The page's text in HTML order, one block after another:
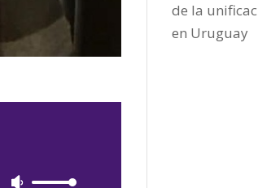
Utiliza
de la
en Uruguay